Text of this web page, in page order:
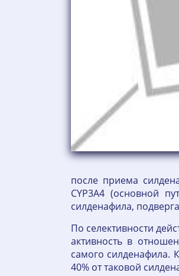
после приема
CYP3A4 (основной
силденафила,
По селективности
активность в
самого силденафила.
40% от таковой